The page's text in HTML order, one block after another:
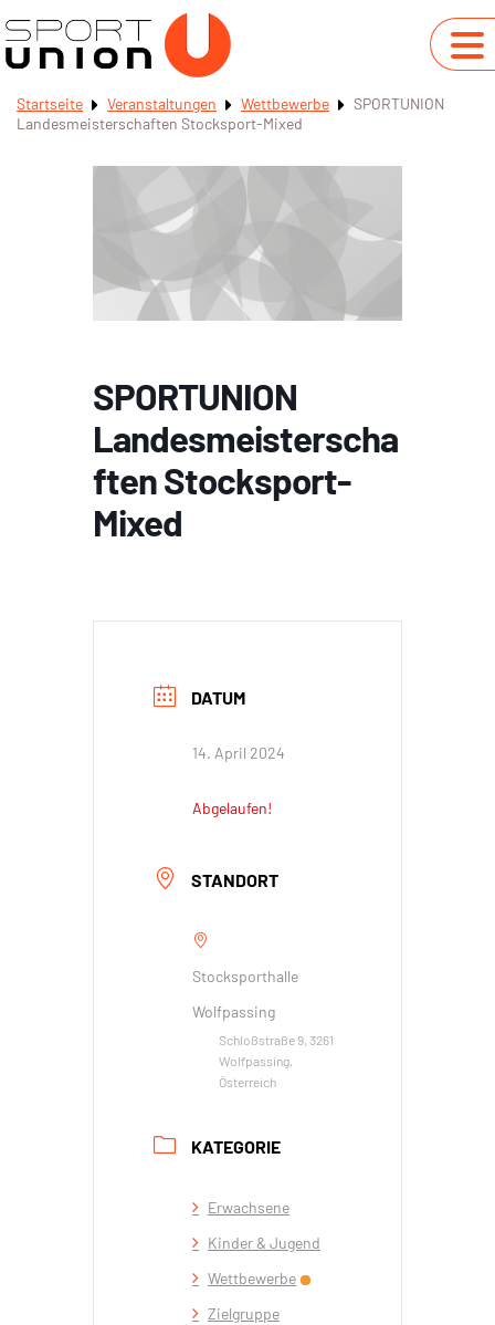
Startseite Veranstaltungen Wettbewerbe
SPORTUNION
Landesmeisterschaften Stocksport-Mixed
SPORTUNION
Landesmeisterscha
ften Stocksport-
Mixed
DATUM
14. April 2024
Abgelaufen!
STANDORT
Stocksporthalle
Wolfpassing
Schloßstraße 9, 3261
Wolfpassing,
Österreich
KATEGORIE
Erwachsene
Kinder & Jugend
Wettbewerbe
Zielgruppe